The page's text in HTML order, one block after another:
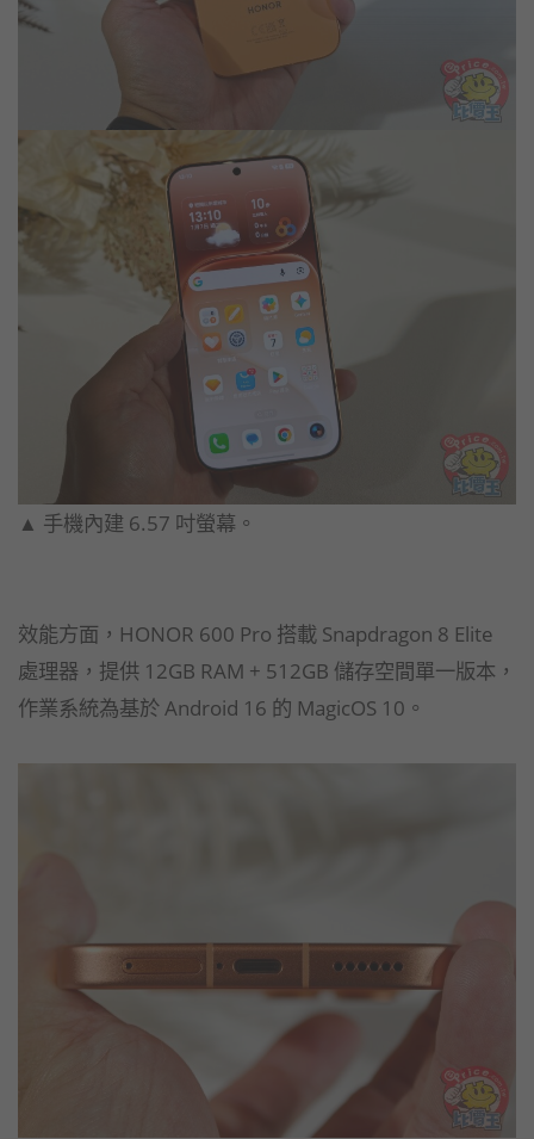
▲ 手機內建 6.57 吋螢幕。
效能方面，HONOR 600 Pro 搭載 Snapdragon 8 Elite
處理器，提供 12GB RAM + 512GB 儲存空間單一版本，
作業系統為基於 Android 16 的 MagicOS 10。